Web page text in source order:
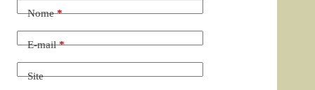
Nome*
E-mail*
Site